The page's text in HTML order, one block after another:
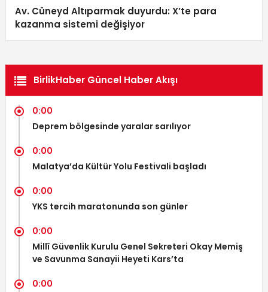
Av. Cüneyd Altıparmak duyurdu: X’te para
kazanma sistemi değişiyor
BirlikHaber Güncel Haber Akışı
0:00
Deprem bölgesinde yaralar sarılıyor
0:00
Malatya’da Kültür Yolu Festivali başladı
0:00
YKS tercih maratonunda son günler
0:00
Millî Güvenlik Kurulu Genel Sekreteri Okay Memiş
ve Savunma Sanayii Heyeti Kars’ta
0:00